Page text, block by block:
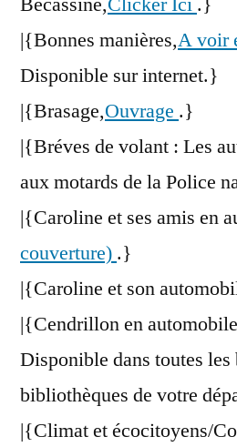
|{Bonnes manières,A voir
Disponible sur internet.}
|{Brasage,Ouvrage .}
|{Bréves de volant : Les
aux motards de la Police
|{Caroline et ses amis en
couverture) .}
|{Caroline et son
|{Cendrillon en
Disponible dans toutes les
bibliothèques de votre
|{Climat et écocitoyens/